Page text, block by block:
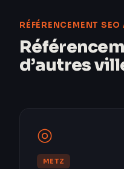
RÉFÉRENCEMENT SEO
d’autres
◎
METZ